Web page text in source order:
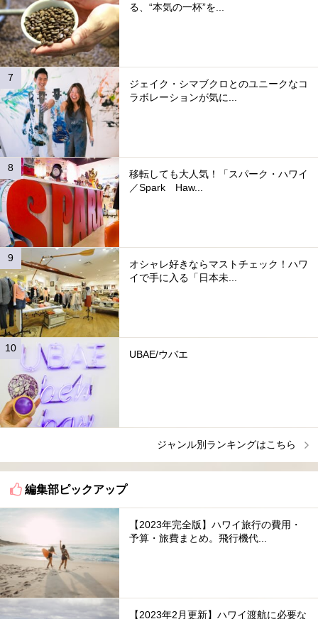
る、“本気の一杯”を...
ジェイク・シマブクロとのユニークなコ
ラボレーションが気に...
移転しても大人気！「スパーク・ハワイ
／Spark Haw...
オシャレ好きならマストチェック！ハワ
イで手に入る「日本未...
UBAE/ウバエ
ジャンル別ランキングはこちら
編集部ピックアップ
【2023年完全版】ハワイ旅行の費用・
予算・旅費まとめ。飛行機代...
【2023年2月更新】ハワイ渡航に必要な